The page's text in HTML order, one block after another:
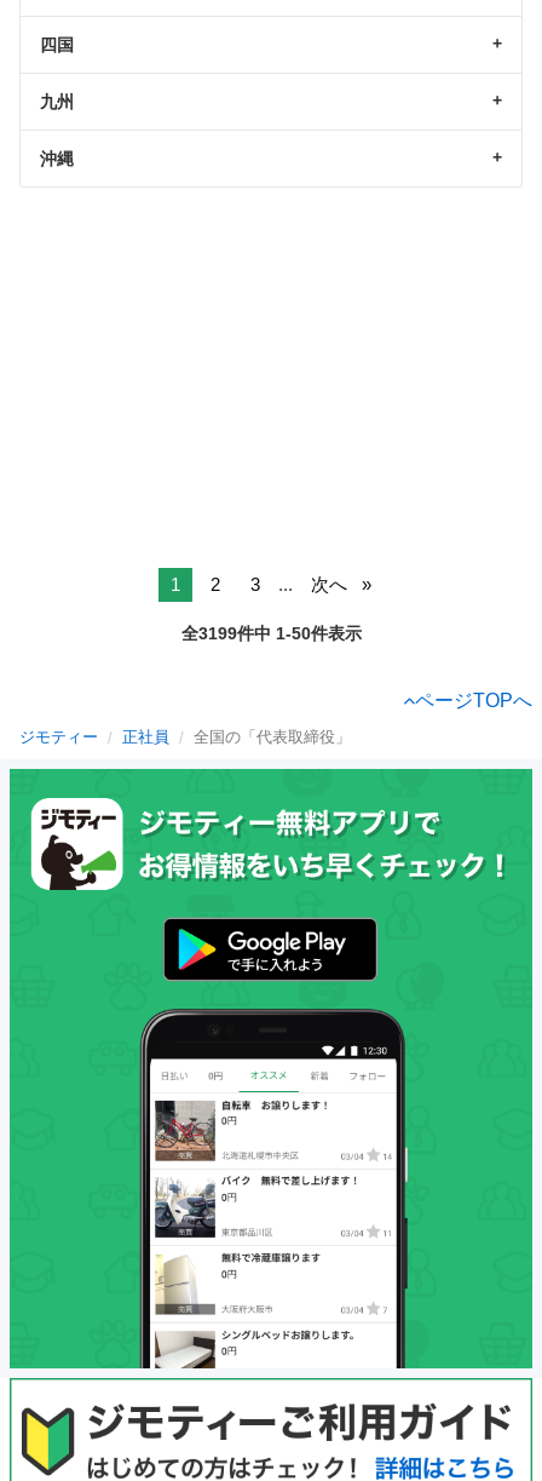
四国
九州
沖縄
1 2 3 ... 次へ
全3199件中 1-50件表示
ページTOPへ
ジモティー 正社員 全国の「代表取締役」